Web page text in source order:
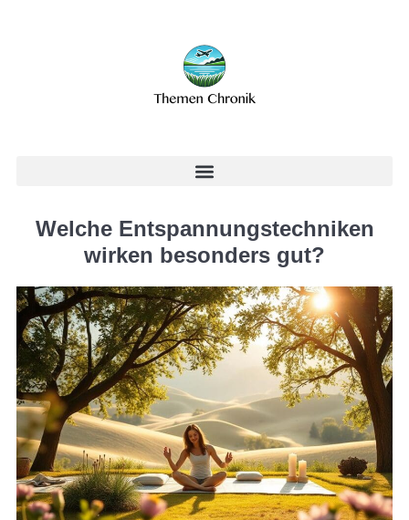
Welche Entspannungstechniken
wirken besonders gut?